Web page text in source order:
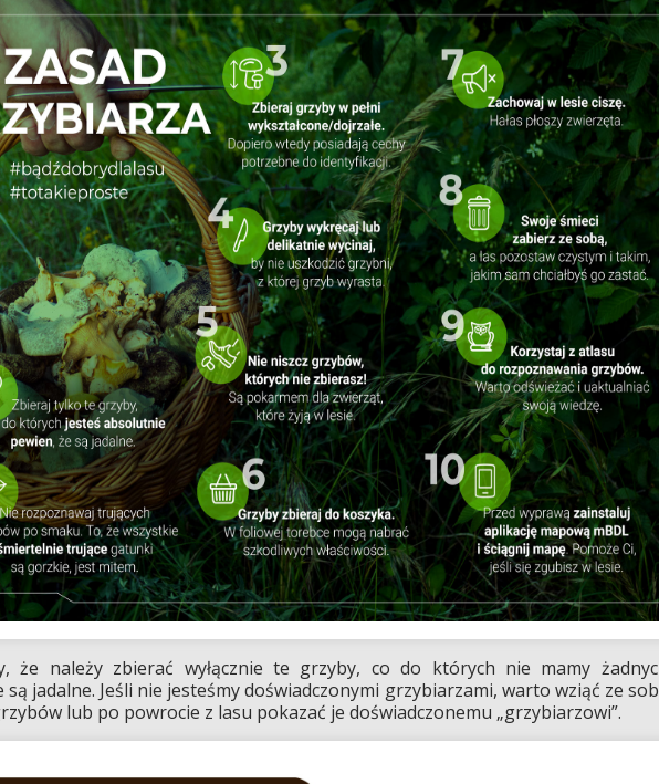
że należy zbierać wyłącznie te grzyby, co do których nie mamy
są jadalne. Jeśli nie jesteśmy doświadczonymi grzybiarzami, warto wziąć ze
lub po powrocie z lasu pokazać je doświadczonemu „grzybiarzowi”.